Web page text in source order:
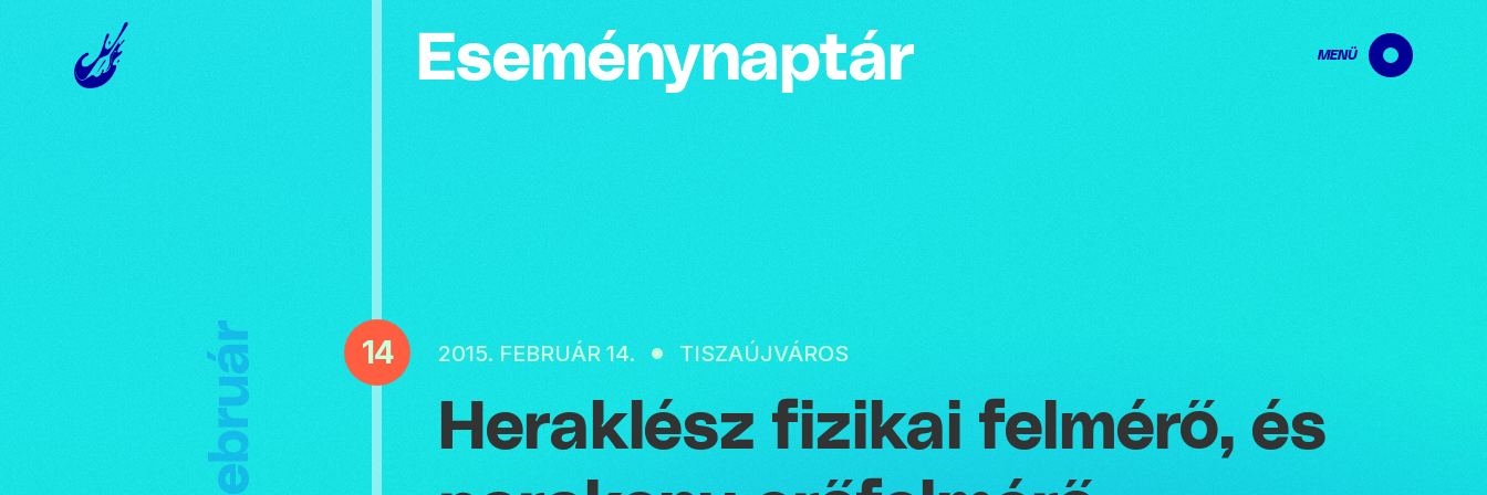
MENÜ
Esemény­naptár
Február 14 2015. FEBRUÁR 14. TISZAÚJVÁROS
Heraklész fizikai felmérő, és